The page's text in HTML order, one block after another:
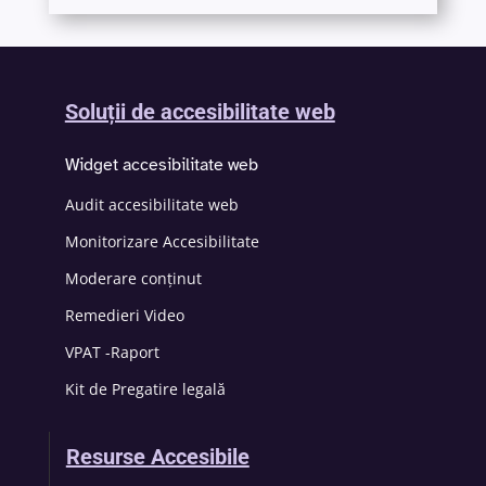
Soluții de accesibilitate web
Widget accesibilitate web
Audit accesibilitate web
Monitorizare Accesibilitate
Moderare conținut
Remedieri Video
VPAT -Raport
Kit de Pregatire legală
Resurse Accesibile